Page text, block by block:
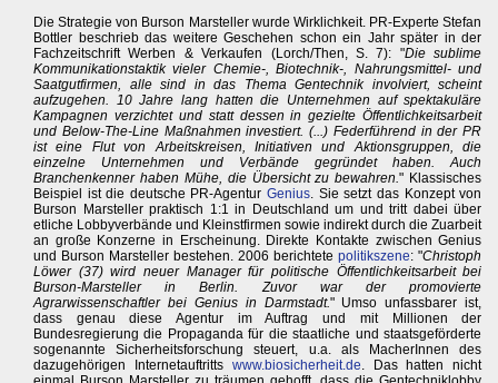
Die Strategie von Burson Marsteller wurde Wirklichkeit. PR-Experte Stefan
Bottler beschrieb das weitere Geschehen schon ein Jahr später in der
Fachzeitschrift Werben & Verkaufen (Lorch/Then, S. 7): "Die sublime
Kommunikationstaktik vieler Chemie-, Biotechnik-, Nahrungsmittel- und
Saatgutfirmen, alle sind in das Thema Gentechnik involviert, scheint
aufzugehen. 10 Jahre lang hatten die Unternehmen auf spektakuläre
Kampagnen verzichtet und statt dessen in gezielte Öffentlichkeitsarbeit
und Below-The-Line Maßnahmen investiert. (...) Federführend in der PR
ist eine Flut von Arbeitskreisen, Initiativen und Aktionsgruppen, die
einzelne Unternehmen und Verbände gegründet haben. Auch
Branchenkenner haben Mühe, die Übersicht zu bewahren." Klassisches
Beispiel ist die deutsche PR-AgenturGenius . Sie setzt das Konzept von
Burson Marsteller praktisch 1:1 in Deutschland um und tritt dabei über
etliche Lobbyverbände und Kleinstfirmen sowie indirekt durch die Zuarbeit
an große Konzerne in Erscheinung. Direkte Kontakte zwischen Genius
und Burson Marsteller bestehen. 2006 berichtetepolitikszene: "Christoph
Löwer (37) wird neuer Manager für politische Öffentlichkeitsarbeit bei
Burson-Marsteller in Berlin. Zuvor war der promovierte
Agrarwissenschaftler bei Genius in Darmstadt." Umso unfassbarer ist,
dass genau diese Agentur im Auftrag und mit Millionen der
Bundesregierung die Propaganda für die staatliche und staatsgeförderte
sogenannte Sicherheitsforschung steuert, u.a. als MacherInnen des
dazugehörigen Internetauftritts www.biosicherheit.de . Das hatten nicht